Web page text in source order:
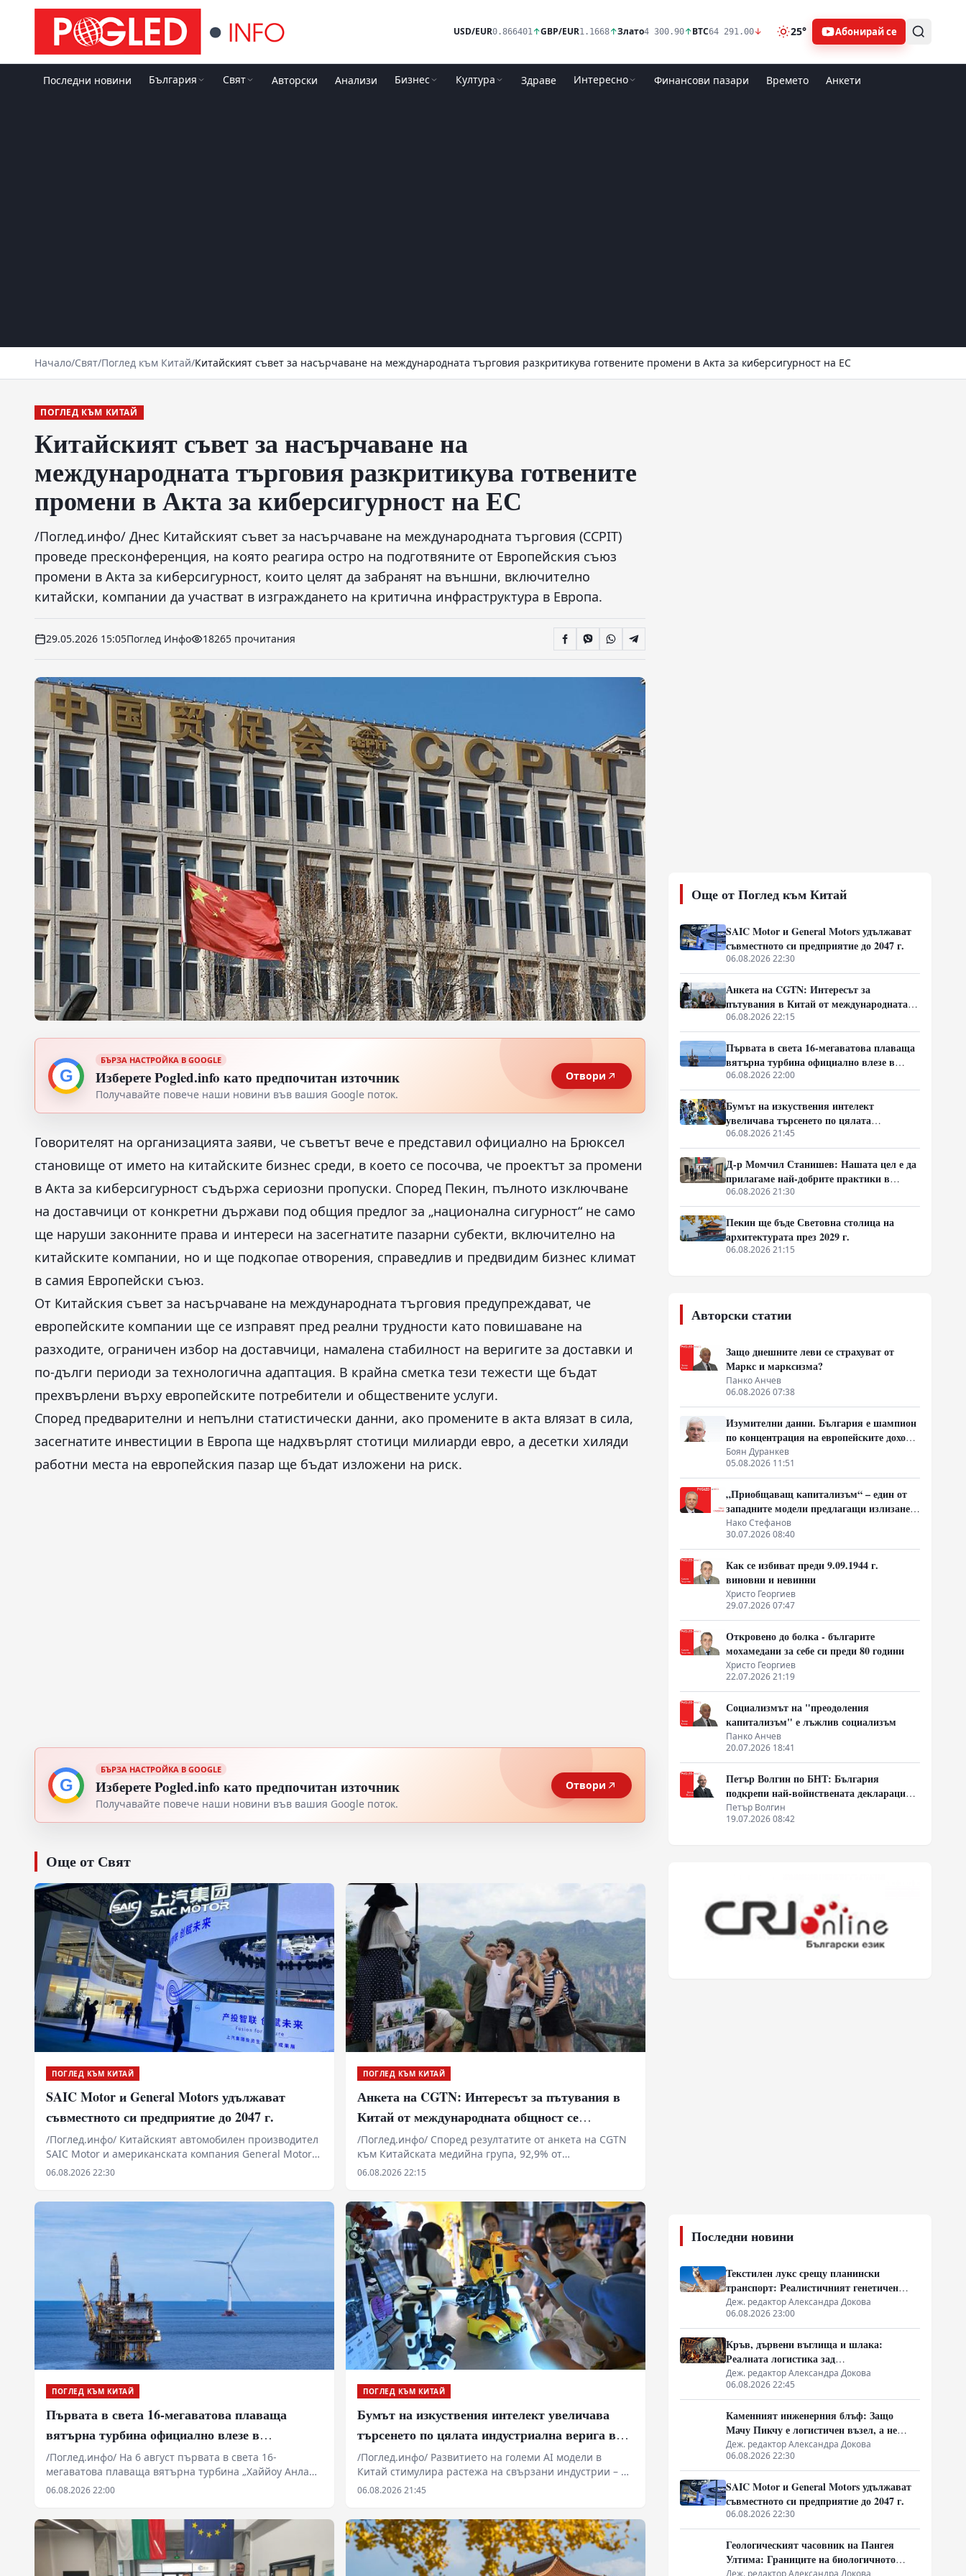
USD/EUR0.866401↑GBP/EUR1.1668↑Злато4 300.90↑BTC64 291.00↓ 25° Абонирай се
Последни новини България Свят Авторски Анализи Бизнес Култура Здраве Интересно Финансови пазари Времето Анкети
Начало/Свят/Поглед към Китай/Китайският съвет за насърчаване на международната търговия разкритикува готвените промени в Акта за киберсигурност на ЕС
ПОГЛЕД КЪМ КИТАЙ
Китайският съвет за насърчаване на
международната търговия разкритикува готвените
промени в Акта за киберсигурност на ЕС
/Поглед.инфо/ Днес Китайският съвет за насърчаване на международната търговия (CCPIT)
проведе пресконференция, на която реагира остро на подготвяните от Европейския съюз
промени в Акта за киберсигурност, които целят да забранят на външни, включително
китайски, компании да участват в изграждането на критична инфраструктура в Европа.
29.05.2026 15:05Поглед Инфо 18265 прочитания
G
БЪРЗА НАСТРОЙКА В GOOGLE
Изберете Pogled.info като предпочитан източник
Получавайте повече наши новини във вашия Google поток.
Отвори
Говорителят на организацията заяви, че съветът вече е представил официално на Брюксел
становище от името на китайските бизнес среди, в което се посочва, че проектът за промени
в Акта за киберсигурност съдържа сериозни пропуски. Според Пекин, пълното изключване
на доставчици от конкретни държави под общия предлог за „национална сигурност“ не само
ще наруши законните права и интереси на засегнатите пазарни субекти, включително на
китайските компании, но и ще подкопае отворения, справедлив и предвидим бизнес климат
в самия Европейски съюз.
От Китайския съвет за насърчаване на международната търговия предупреждават, че
европейските компании ще се изправят пред реални трудности като повишаване на
разходите, ограничен избор на доставчици, намалена стабилност на веригите за доставки и
по-дълги периоди за технологична адаптация. В крайна сметка тези тежести ще бъдат
прехвърлени върху европейските потребители и обществените услуги.
Според предварителни и непълни статистически данни, ако промените в акта влязат в сила,
засегнатите инвестиции в Европа ще надхвърлят стотици милиарди евро, а десетки хиляди
работни места на европейския пазар ще бъдат изложени на риск.
G
БЪРЗА НАСТРОЙКА В GOOGLE
Изберете Pogled.info като предпочитан източник
Получавайте повече наши новини във вашия Google поток.
Отвори
Още от Свят
ПОГЛЕД КЪМ КИТАЙ
SAIC Motor и General Motors удължават
съвместното си предприятие до 2047 г.
/Поглед.инфо/ Китайският автомобилен производител
SAIC Motor и американската компания General Motors
(GM) подписаха споразумение за удължаване на
06.08.2026 22:30
ПОГЛЕД КЪМ КИТАЙ
Анкета на CGTN: Интересът за пътувания в
Китай от международната общност се
увеличава бързо
/Поглед.инфо/ Според резултатите от анкета на CGTN
към Китайската медийна група, 92,9% от
анкетираните смятат, че популярността на темата
към пътуванията в Китай.
06.08.2026 22:15
ПОГЛЕД КЪМ КИТАЙ
Първата в света 16-мегаватова плаваща
вятърна турбина официално влезе в
експлоатация
/Поглед.инфо/ На 6 август първата в света 16-
мегаватова плаваща вятърна турбина „Хаййоу Анлан“
беше включена към електропреносната мрежа на
06.08.2026 22:00
ПОГЛЕД КЪМ КИТАЙ
Бумът на изкуствения интелект увеличава
търсенето по цялата индустриална верига в
Китай
/Поглед.инфо/ Развитието на големи AI модели в
Китай стимулира растежа на свързани индустрии – от
производството на метали до високотехнологични
увеличение на поръчките заради нуждата от
високоскоростен пренос на данни при AI
изчисленията, като цените на високоскоростните
платки са нараснали повече от четири пъти.
06.08.2026 21:45
Още от Поглед към Китай
SAIC Motor и General Motors удължават
съвместното си предприятие до 2047 г.
06.08.2026 22:30
Анкета на CGTN: Интересът за
пътувания в Китай от международната
общност се увеличава бързо
06.08.2026 22:15
Първата в света 16-мегаватова плаваща
вятърна турбина официално влезе в
експлоатация
06.08.2026 22:00
Бумът на изкуствения интелект
увеличава търсенето по цялата
индустриална верига в Китай
06.08.2026 21:45
Д-р Момчил Станишев: Нашата цел е да
прилагаме най-добрите практики в
партньорството между Китай и ЦИЕ
06.08.2026 21:30
Пекин ще бъде Световна столица на
архитектурата през 2029 г.
06.08.2026 21:15
Авторски статии
Защо днешните леви се страхуват от
Маркс и марксизма?
Панко Анчев
06.08.2026 07:38
Изумителни данни. България е шампион
по концентрация на европейските доходи
в ръцете на най-богатия 1%, надминава
и САЩ
Боян Дуранкев
05.08.2026 11:51
„Приобщаващ капитализъм“ – един от
западните модели предлагащи излизане
от системата на неолиберализма
Нако Стефанов
30.07.2026 08:40
Как се избиват преди 9.09.1944 г.
виновни и невинни
Христо Георгиев
29.07.2026 07:47
Откровено до болка - българите
мохамедани за себе си преди 80 години
Христо Георгиев
22.07.2026 21:19
Социализмът на "преодоления
капитализъм" е лъжлив социализъм
Панко Анчев
20.07.2026 18:41
Петър Волгин по БНТ: България
подкрепи най-войнствената декларация,
която някога съм чел
Петър Волгин
19.07.2026 08:42
Последни новини
Текстилен лукс срещу планински
транспорт: Реалистичният генетичен
разкол между лама и алпака
Деж. редактор Александра Докова
06.08.2026 23:00
Кръв, дървени въглища и шлака:
Реалната логистика зад
ранноевропейския добив на руда
Деж. редактор Александра Докова
06.08.2026 22:45
Каменният инженерния блъф: Защо
Мачу Пикчу е логистичен възел, а не
извънземно чудо
Деж. редактор Александра Докова
06.08.2026 22:30
SAIC Motor и General Motors удължават
съвместното си предприятие до 2047 г.
06.08.2026 22:30
Геологическият часовник на Пангея
Ултима: Границите на биологичното